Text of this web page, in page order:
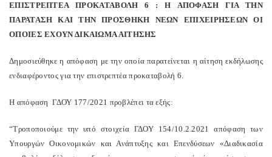
ΕΠΙΣΤΡΕΠΤΕΑ ΠΡΟΚΑΤΑΒΟΛΗ 6 : Η ΑΠΟΦΑΣΗ ΓΙΑ ΤΗΝ
ΠΑΡΑΤΑΣΗ ΚΑΙ ΤΗΝ ΠΡΟΣΘΗΚΗ ΝΕΩΝ ΕΠΙΧΕΙΡΗΣΕΩΝ ΟΙ
ΟΠΟΙΕΣ ΕΧΟΥΝ ΔΙΚΑΙΩΜΑ ΑΙΤΗΣΗΣ
Δημοσιεύθηκε η απόφαση με την οποία παρατείνεται η αίτηση εκδήλωσης
ενδιαφέροντος για την επιστρεπτέα προκαταβολή 6.
H απόφαση ΓΔΟΥ 177/2021 προβλέπει τα εξής:
“Τροποποιούμε την υπό στοιχεία ΓΔΟΥ 154/10.2.2021 απόφαση των
Υπουργών Οικονομικών και Ανάπτυξης και Επενδύσεων «Διαδικασία